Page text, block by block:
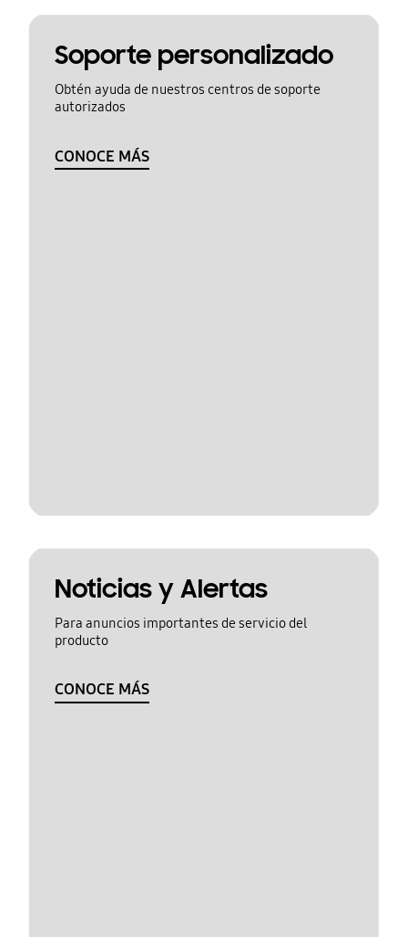
Soporte personalizado
Obtén ayuda de nuestros centros de soporte
autorizados
CONOCE MÁS
Noticias y Alertas
Para anuncios importantes de servicio del
producto
CONOCE MÁS